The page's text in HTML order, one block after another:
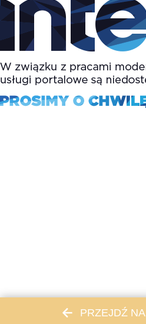
PRZEJDŹ NA